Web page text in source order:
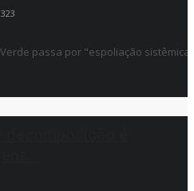
passa por "espoliação sistêmica